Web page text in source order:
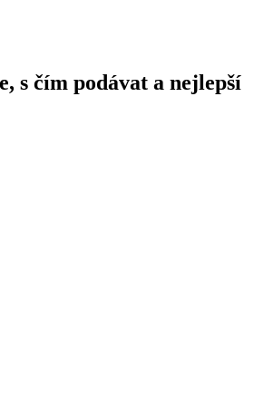
s čím podávat a nejlepší